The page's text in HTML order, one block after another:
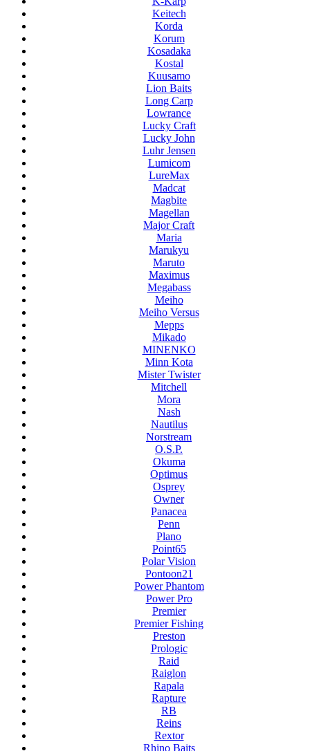
Keitech
Korda
Korum
Kosadaka
Kostal
Kuusamo
Lion Baits
Long Carp
Lowrance
Lucky Craft
Lucky John
Luhr Jensen
Lumicom
LureMax
Madcat
Magbite
Magellan
Major Craft
Maria
Marukyu
Maruto
Maximus
Megabass
Meiho
Meiho Versus
Mepps
Mikado
MINENKO
Minn Kota
Mister Twister
Mitchell
Mora
Nash
Nautilus
Norstream
O.S.P.
Okuma
Optimus
Osprey
Owner
Panacea
Penn
Plano
Point65
Polar Vision
Pontoon21
Power Phantom
Power Pro
Premier
Premier Fishing
Preston
Prologic
Raid
Raiglon
Rapala
Rapture
RB
Reins
Rextor
Rhino Baits